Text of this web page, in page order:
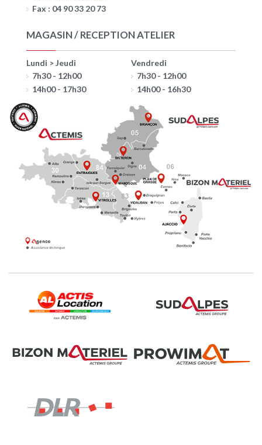
Fax : 04 90 33 20 73
MAGASIN / RECEPTION ATELIER
Lundi > Jeudi
7h30 - 12h00
14h00 - 17h30
Vendredi
7h30 - 12h00
14h00 - 16h30